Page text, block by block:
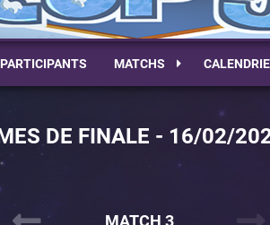
PARTICIPANTS MATCHS
DE FINALE - 16/02/
MATCH 3